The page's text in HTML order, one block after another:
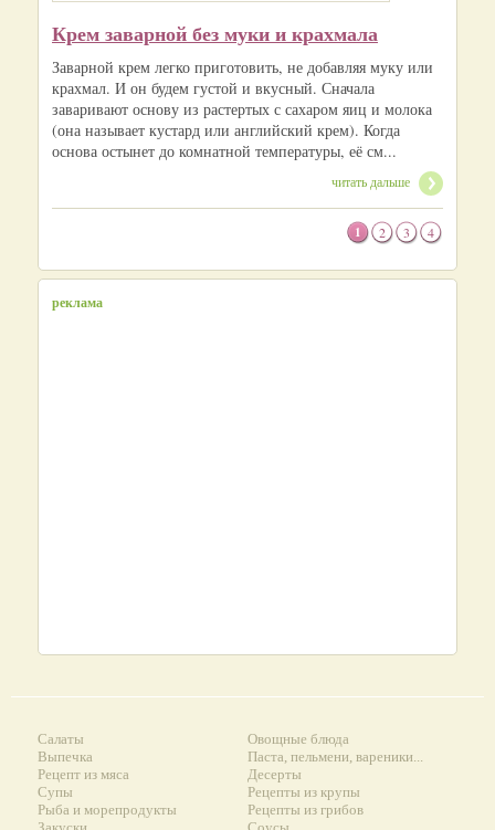
Крем заварной без муки и крахмала
Заварной крем легко приготовить, не добавляя муку или
крахмал. И он будем густой и вкусный. Сначала
заваривают основу из растертых с сахаром яиц и молока
(она называет кустард или английский крем). Когда
основа остынет до комнатной температуры, её см...
читать дальше
1 2 3 4
реклама
Салаты
Выпечка
Рецепт из мяса
Супы
Рыба и морепродукты
Овощные блюда
Паста, пельмени, вареники...
Десерты
Рецепты из крупы
Рецепты из грибов